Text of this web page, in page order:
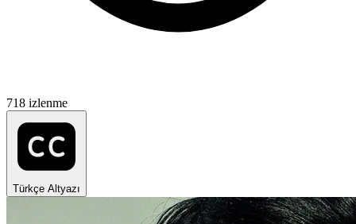
718 izlenme
Türkçe Altyazı